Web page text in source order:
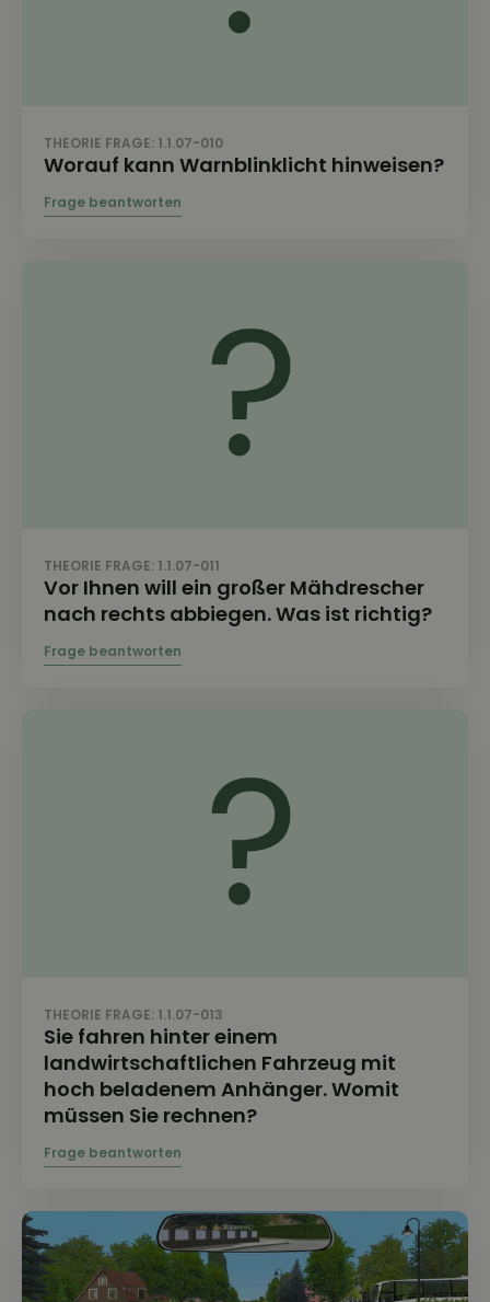
THEORIE FRAGE: 1.1.07-010
Worauf kann Warnblinklicht hinweisen?
THEORIE FRAGE: 1.1.07-011
Vor Ihnen will ein großer Mähdrescher
nach rechts abbiegen. Was ist richtig?
THEORIE FRAGE: 1.1.07-013
Sie fahren hinter einem
landwirtschaftlichen Fahrzeug mit
hoch beladenem Anhänger. Womit
müssen Sie rechnen?